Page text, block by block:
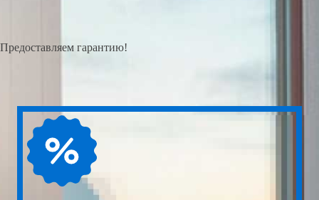
Предоставляем гарантию!